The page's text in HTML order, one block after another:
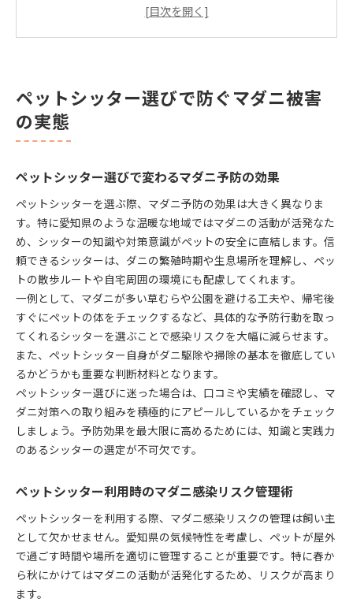
ペットシッター選定でマダニ弊害を最小限に抑え
愛犬と暮らすなら知っておきたいマダニ対策
割
ペットシッター選びで強化するマダニ予防のコツ
マダニ被害を防ぐペットシッターサービスの使い
方
マダニの恐怖からペットを守る新常識
ペットシッターで実現する新しいマダニ予防の考
え方
ペットシッター利用時のマダニ対策最新トレンド
マダニの恐怖を乗り越えるペットシッター活用術
ペットシッター選定で広がるマダニ防止の選択肢
ペットシッターが教えるマダニ被害回避の新基準
ペットシッター利用時のマダニ観察ポイント
ペットシッターが行うマダニ早期発見のチェック
法
所
ペットシッターと知るべきマダニの付着しやすい
部位
ペットシッター利用時のマダニ観察と報告体制の
重要性
ペットシッター選びで防ぐマダニ被害
の実態
ペットシッター選びで変わるマダニ予防の効果
ペットシッターを選ぶ際、マダニ予防の効果は大きく異なりま
す。特に愛知県のような温暖な地域ではマダニの活動が活発なた
め、シッターの知識や対策意識がペットの安全に直結します。信
頼できるシッターは、ダニの繁殖時期や生息場所を理解し、ペッ
トの散歩ルートや自宅周囲の環境にも配慮してくれます。
一例として、マダニが多い草むらや公園を避ける工夫や、帰宅後
すぐにペットの体をチェックするなど、具体的な予防行動を取っ
てくれるシッターを選ぶことで感染リスクを大幅に減らせます。
また、ペットシッター自身がダニ駆除や掃除の基本を徹底してい
るかどうかも重要な判断材料となります。
ペットシッター選びに迷った場合は、口コミや実績を確認し、マ
ダニ対策への取り組みを積極的にアピールしているかをチェック
しましょう。予防効果を最大限に高めるためには、知識と実践力
のあるシッターの選定が不可欠です。
ペットシッター利用時のマダニ感染リスク管理術
ペットシッターを利用する際、マダニ感染リスクの管理は飼い主
として欠かせません。愛知県の気候特性を考慮し、ペットが屋外
で過ごす時間や場所を適切に管理することが重要です。特に春か
ら秋にかけてはマダニの活動が活発化するため、リスクが高まり
ます。